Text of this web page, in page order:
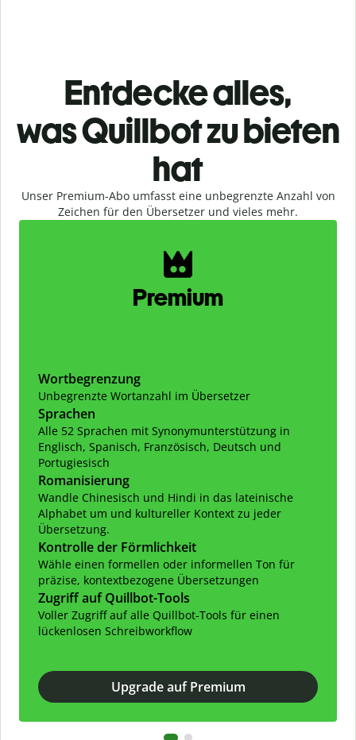
Entdecke alles,
wasQuillbot zu bieten
hat
Unser Premium-Abo umfasst eine unbegrenzte Anzahl von
Zeichen für den Übersetzer und vieles mehr.
Premium
Wortbegrenzung
Unbegrenzte Wortanzahl im Übersetzer
Sprachen
Alle 52 Sprachen mit Synonymunterstützung in
Englisch, Spanisch, Französisch, Deutsch und
Portugiesisch
Romanisierung
Wandle Chinesisch und Hindi in das lateinische
Alphabet um und kultureller Kontext zu jeder
Übersetzung.
Kontrolle der Förmlichkeit
Wähle einen formellen oder informellen Ton für
präzise, kontextbezogene Übersetzungen
Zugriff auf Quillbot-Tools
Voller Zugriff auf alle Quillbot-Tools für einen
lückenlosen Schreibworkflow
Upgrade auf Premium